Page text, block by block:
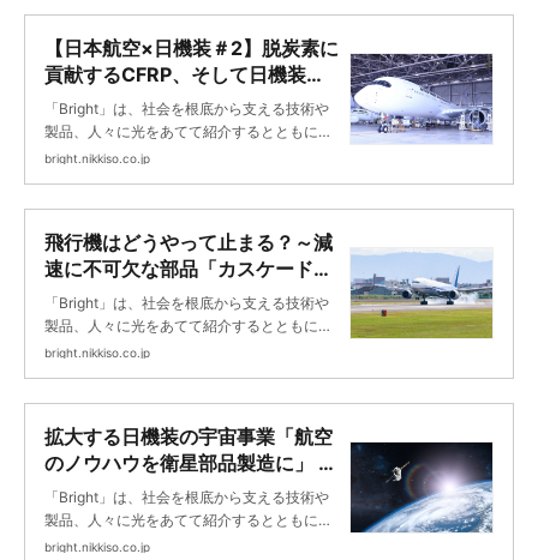
【日本航空×日機装＃2】脱炭素に
貢献するCFRP、そして日機装に
期待すること ｜Bright
「Bright」は、社会を根底から支える技術や
製品、人々に光をあてて紹介するとともに、
未来に向けて挑戦する日機装の取り組みを紹
bright.nikkiso.co.jp
飛行機はどうやって止まる？～減
速に不可欠な部品「カスケード」
の秘密～ ｜Bright
「Bright」は、社会を根底から支える技術や
製品、人々に光をあてて紹介するとともに、
未来に向けて挑戦する日機装の取り組みを紹
bright.nikkiso.co.jp
拡大する日機装の宇宙事業「航空
のノウハウを衛星部品製造に」 ｜
Bright
「Bright」は、社会を根底から支える技術や
製品、人々に光をあてて紹介するとともに、
未来に向けて挑戦する日機装の取り組みを紹
bright.nikkiso.co.jp